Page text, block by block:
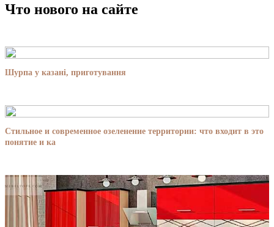
Что нового на сайте
Шурпа у казані, приготування
Стильное и современное озеленение территории: что входит в это
понятие и ка